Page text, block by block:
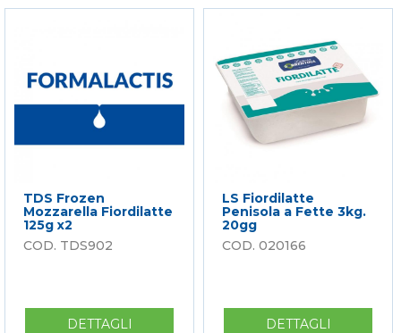
TAGLIO
KG
X
S/VUOTO
FROZEN
(CRT
4,8KG)
TDS Frozen
Mozzarella Fiordilatte
125g x2
TDS902
DETTAGLI
LS Fiordilatte
Penisola a Fette 3kg.
20gg
020166
DETTAGLI